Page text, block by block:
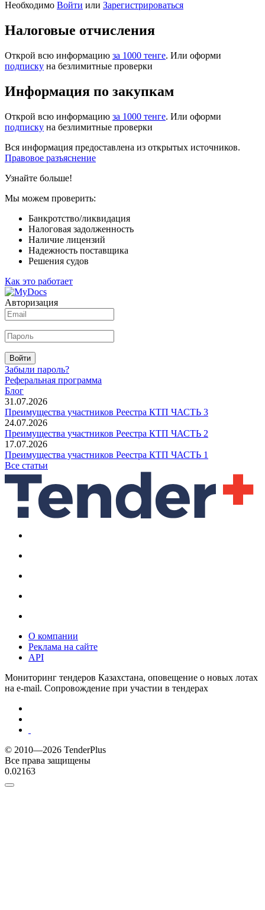
Необходимо Войти или Зарегистрироваться
Налоговые отчисления
Открой всю информацию за 1000 тенге. Или оформи
подписку на безлимитные проверки
Информация по закупкам
Открой всю информацию за 1000 тенге. Или оформи
подписку на безлимитные проверки
Вся информация предоставлена из открытых источников.
Правовое разъяснение
Узнайте больше!
Мы можем проверить:
Банкротство/ликвидация
Налоговая задолженность
Наличие лицензий
Надежность поставщика
Решения судов
Как это работает
Авторизация
Войти
Забыли пароль?
Реферальная программа
Блог
31.07.2026
Преимущества участников Реестра КТП ЧАСТЬ 3
24.07.2026
Преимущества участников Реестра КТП ЧАСТЬ 2
17.07.2026
Преимущества участников Реестра КТП ЧАСТЬ 1
Все статьи
О компании
Реклама на сайте
API
Мониторинг тендеров Казахстана, оповещение о новых лотах
на e-mail. Сопровождение при участии в тендерах
© 2010—2026 TenderPlus
Все права защищены
0.02163